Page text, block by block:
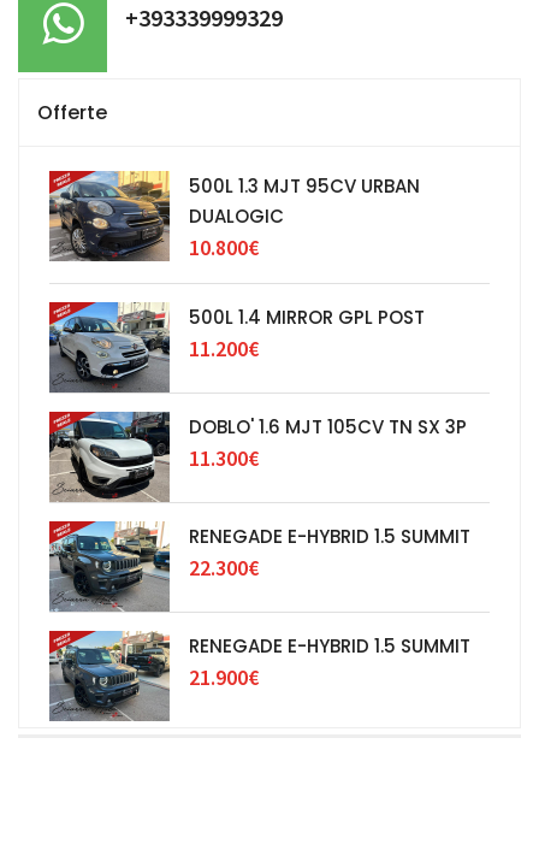
+393339999329
Offerte
500L 1.3 MJT 95CV URBAN
DUALOGIC
10.800€
500L 1.4 MIRROR GPL POST
11.200€
DOBLO' 1.6 MJT 105CV TN SX 3P
11.300€
RENEGADE E-HYBRID 1.5 SUMMIT
22.300€
RENEGADE E-HYBRID 1.5 SUMMIT
21.900€